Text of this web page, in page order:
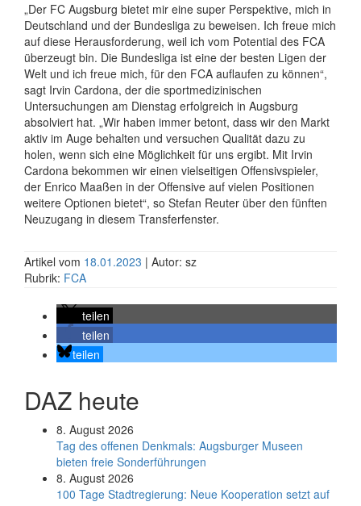
„Der FC Augsburg bietet mir eine super Perspektive, mich in
Deutschland und der Bundesliga zu beweisen. Ich freue mich
auf diese Herausforderung, weil ich vom Potential des FCA
überzeugt bin. Die Bundesliga ist eine der besten Ligen der
Welt und ich freue mich, für den FCA auflaufen zu können“,
sagt Irvin Cardona, der die sportmedizinischen
Untersuchungen am Dienstag erfolgreich in Augsburg
absolviert hat. „Wir haben immer betont, dass wir den Markt
aktiv im Auge behalten und versuchen Qualität dazu zu
holen, wenn sich eine Möglichkeit für uns ergibt. Mit Irvin
Cardona bekommen wir einen vielseitigen Offensivspieler,
der Enrico Maaßen in der Offensive auf vielen Positionen
weitere Optionen bietet“, so Stefan Reuter über den fünften
Neuzugang in diesem Transferfenster.
Artikel vom 18.01.2023 | Autor: sz
Rubrik: FCA
teilen
teilen
teilen
DAZ heute
8. August 2026
Tag des offenen Denkmals: Augsburger Museen
bieten freie Sonderführungen
8. August 2026
100 Tage Stadtregierung: Neue Kooperation setzt auf